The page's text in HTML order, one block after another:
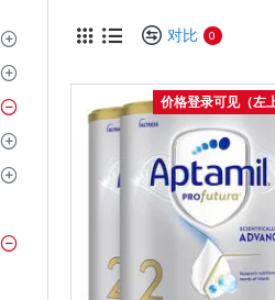
对比 0
价格登录可见（左